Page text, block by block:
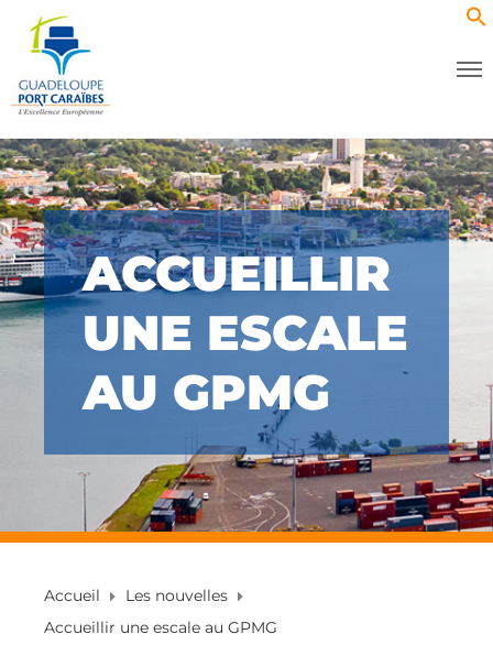
ACCUEILLIR
UNE ESCALE
AU GPMG
Accueil
Les nouvelles
Accueillir une escale au GPMG